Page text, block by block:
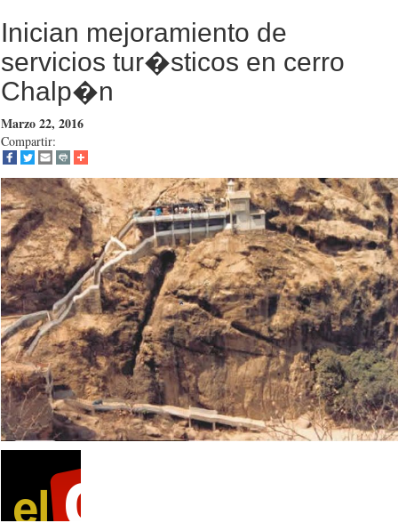
Inician mejoramiento de
servicios tur�sticos en cerro
Chalp�n
Marzo 22, 2016
Compartir: